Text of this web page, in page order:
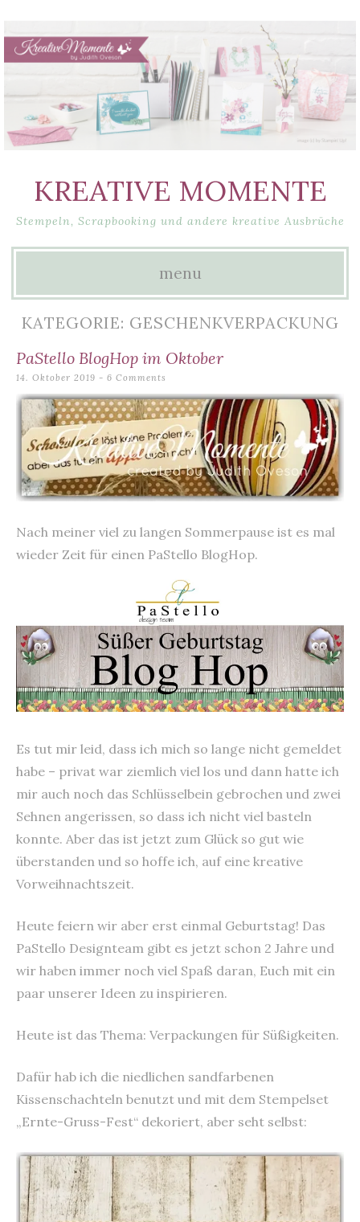
KREATIVE MOMENTE
Stempeln, Scrapbooking und andere kreative Ausbrüche
menu
content
KATEGORIE: GESCHENKVERPACKUNG
PaStello BlogHop im Oktober
14. Oktober 2019 6 Comments
Nach meiner viel zu langen Sommerpause ist es mal
wieder Zeit für einen PaStello BlogHop.
Es tut mir leid, dass ich mich so lange nicht gemeldet
habe – privat war ziemlich viel los und dann hatte ich
mir auch noch das Schlüsselbein gebrochen und zwei
Sehnen angerissen, so dass ich nicht viel basteln
konnte. Aber das ist jetzt zum Glück so gut wie
überstanden und so hoffe ich, auf eine kreative
Vorweihnachtszeit.
Heute feiern wir aber erst einmal Geburtstag! Das
PaStello Designteam gibt es jetzt schon 2 Jahre und
wir haben immer noch viel Spaß daran, Euch mit ein
paar unserer Ideen zu inspirieren.
Heute ist das Thema: Verpackungen für Süßigkeiten.
Dafür hab ich die niedlichen sandfarbenen
Kissenschachteln benutzt und mit dem Stempelset
„Ernte-Gruss-Fest“ dekoriert, aber seht selbst: